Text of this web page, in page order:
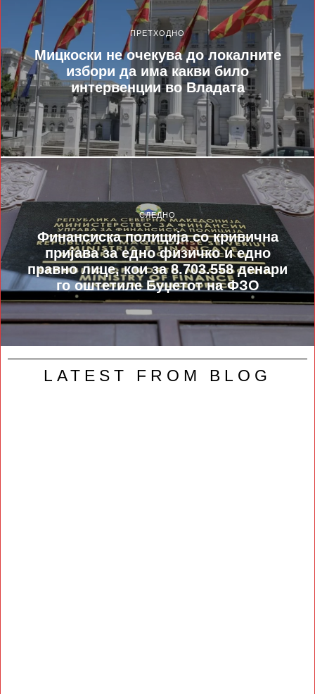
ПРЕТХОДНО
Мицкоски не очекува до локалните
избори да има какви било
интервенции во Владата
СЛЕДНО
Финансиска полиција со кривична
пријава за едно физичко и едно
правно лице, кои за 8.703.558 денари
го оштетиле Буџетот на ФЗО
LATEST FROM BLOG